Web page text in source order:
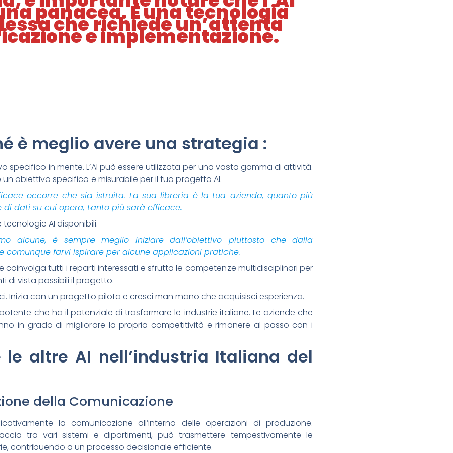
panacea. È una tecnologia
che richiede un’attenta
e implementazione.
è meglio avere una strategia :
specifico in mente. L’AI può essere utilizzata per una vasta gamma di attività.
un obiettivo specifico e misurabile per il tuo progetto AI.
occorre che sia istruita. La sua libreria è la tua azienda, quanto più
dati su cui opera, tanto più sarà efficace.
AI disponibili.
alcune, è sempre meglio iniziare dall’obiettivo piuttosto che dalla
comunque farvi ispirare per alcune applicazioni pratiche.
coinvolga tutti i reparti interessati e sfrutta le competenze multidisciplinari per
di vista possibili il progetto.
Inizia con un progetto pilota e cresci man mano che acquisisci esperienza.
che ha il potenziale di trasformare le industrie italiane. Le aziende che
in grado di migliorare la propria competitività e rimanere al passo con i
le altre AI nell’industria Italiana del
della Comunicazione
la comunicazione all’interno delle operazioni di produzione.
tra vari sistemi e dipartimenti, può trasmettere tempestivamente le
contribuendo a un processo decisionale efficiente.